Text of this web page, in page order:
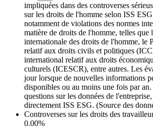
impliquées dans des controverses
sur les droits de l'homme selon ISS
notamment de violations des normes
matière de droits de l'homme, telles que
internationale des droits de l'homme, le
relatif aux droits civils et politiques
international relatif aux droits
culturels (ICESCR), entre autres. Les
jour lorsque de nouvelles informations
disponibles ou au moins une fois par
questions sur les données de
directement ISS ESG. (Source des
Controverses sur les droits des
0.00%